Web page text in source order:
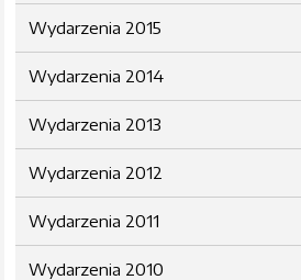
Wydarzenia 2015
Wydarzenia 2014
Wydarzenia 2013
Wydarzenia 2012
Wydarzenia 2011
Wydarzenia 2010